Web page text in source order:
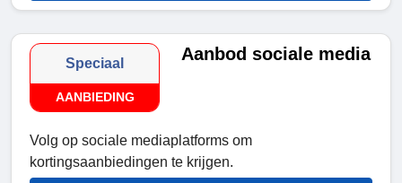
Speciaal
AANBIEDING
Aanbod sociale media
Volg op sociale mediaplatforms om
kortingsaanbiedingen te krijgen.